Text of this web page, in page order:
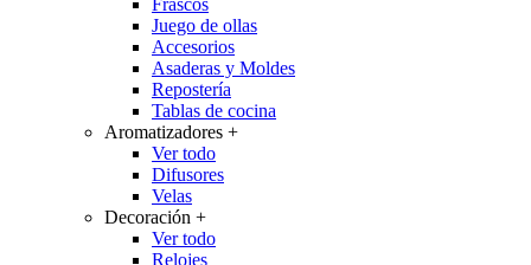
Frascos
Juego de ollas
Accesorios
Asaderas y Moldes
Repostería
Tablas de cocina
Aromatizadores +
Ver todo
Difusores
Velas
Decoración +
Ver todo
Relojes